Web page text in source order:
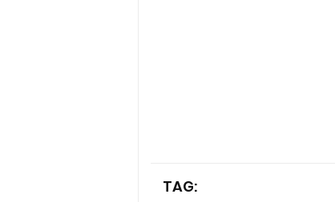
TAG: